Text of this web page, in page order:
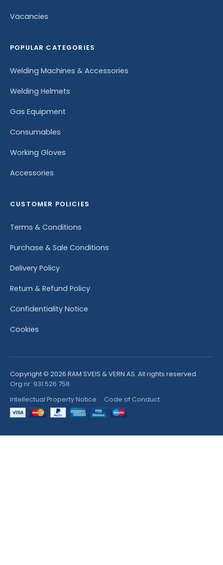
Vacancies
POPULAR CATEGORIES
Welding Machines & Accessories
Welding Helmets
Gas Equipment
Consumables
Working Gloves
Accessories
CUSTOMER POLICIES
Terms & Conditions
Purchase & Sale Conditions
Delivery Policy
Return & Refund Policy
Confidentiality Notice
Cookies
Copyright © 2026 RAM SVEIS & VERN AS. All rights reserved.
Org nr: 931 526 758
Intellectual Property Notice · Code of Conduct